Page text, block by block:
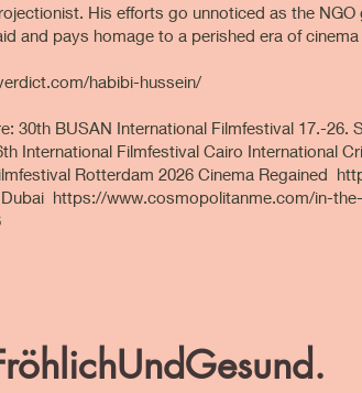
His efforts go unnoticed as the
and pays homage to a perished era of cinema
habibi-hussein/
30th BUSAN International Filmfestival 17.-26.
International Filmfestival Cairo International
Rotterdam 2026 Cinema Regained
https://www.cosmopolitanme.com/in-